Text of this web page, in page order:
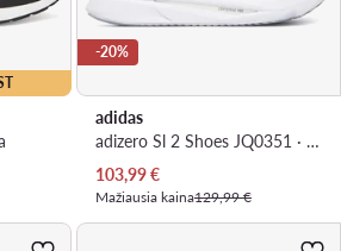
-20%
adidas
adizero Sl 2 Shoes JQ0351 · Bėgimo batai
Dabartinė kaina
103,99€
Mažiausia kaina129,99 €